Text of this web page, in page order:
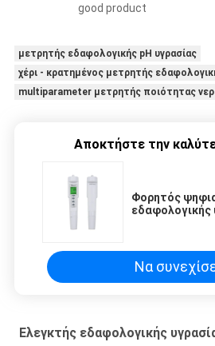
good product
μετρητής εδαφολογικής pH υγρασίας
χέρι - κρατημένος μετρητής
multiparameter μετρητής ποιότητας
Αποκτήστε την
Φορητός
εδαφολογικής
Να
Ελεγκτής εδαφολογικής